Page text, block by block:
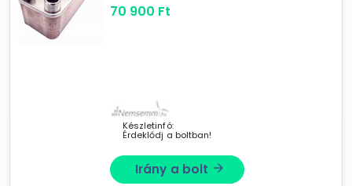
70 900 Ft
Készletinfó:
Érdeklődj a boltban!
Irány a bolt arrow_forward